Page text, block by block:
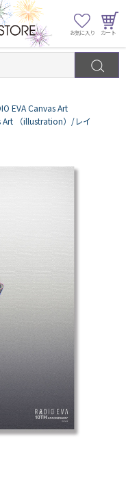
EVA Canvas Art
Art （illustration）/レイ